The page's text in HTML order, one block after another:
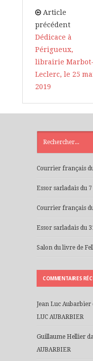
Article
précédent
Dédicace à
Périgueux,
librairie Marbot-
Leclerc, le 25
2019
Courrier français
Essor sarladais du
Courrier français
Essor sarladais du
Salon du livre de
COMMENTAIRES
Jean Luc Aubarbier
LUC AUBARBIER
Guillaume Hellier
AUBARBIER